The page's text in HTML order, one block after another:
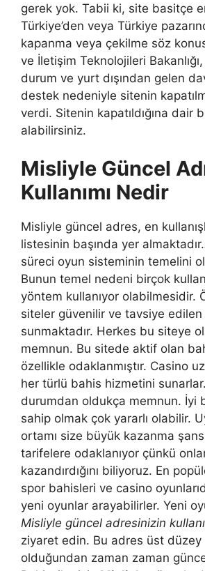
gerek yok. Tabii ki, site basitçe
Türkiye’den veya Türkiye
kapanma veya çekilme söz
ve İletişim Teknolojileri
durum ve yurt dışından gelen
destek nedeniyle sitenin
verdi. Sitenin kapatıldığına dair
alabilirsiniz.
Misliyle Güncel
Kullanımı Nedir
Misliyle güncel adres, en
listesinin başında yer
süreci oyun sisteminin temelini
Bunun temel nedeni birçok
yöntem kullanıyor olabilmesidir.
siteler güvenilir ve tavsiye
sunmaktadır. Herkes bu siteye
memnun. Bu sitede aktif olan
özellikle odaklanmıştır. Casino
her türlü bahis hizmetini
durumdan oldukça memnun. İyi
sahip olmak çok yararlı olabilir.
ortamı size büyük kazanma
tarifelere odaklanıyor çünkü
kazandırdığını biliyoruz. En
spor bahisleri ve casino
yeni oyunlar arayabilirler. Yeni
Misliyle güncel adresinizin
ziyaret edin. Bu adres üst düzey
olduğundan zaman zaman